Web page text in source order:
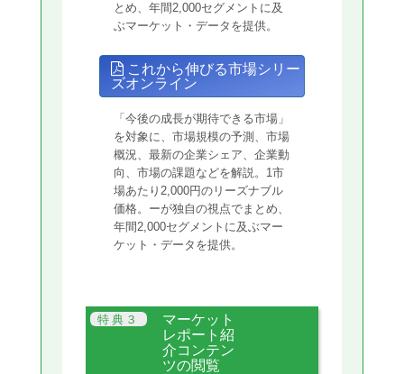
とめ、年間2,000セグメントに及
ぶマーケット・データを提供。
これから伸びる市場シリー
ズオンライン
「今後の成長が期待できる市場」
を対象に、市場規模の予測、市場
概況、最新の企業シェア、企業動
向、市場の課題などを解説。1市
場あたり2,000円のリーズナブル
価格。ーが独自の視点でまとめ、
年間2,000セグメントに及ぶマー
ケット・データを提供。
マーケット
レポート紹
介コンテン
ツの閲覧